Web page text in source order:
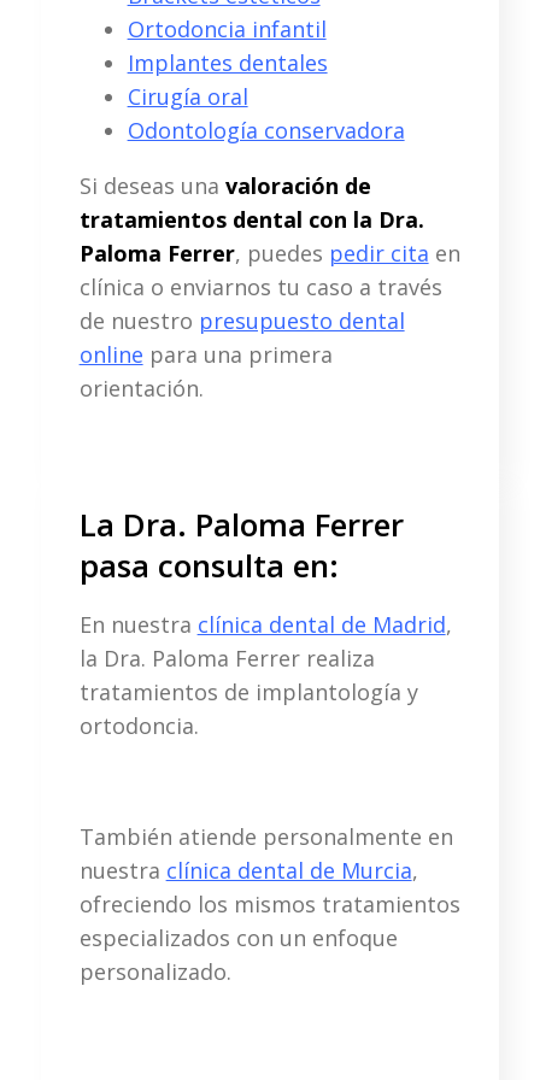
Ortodoncia infantil
Implantes dentales
Cirugía oral
Odontología conservadora
Si deseas una valoración de
tratamientos dental con la Dra.
Paloma Ferrer, puedes pedir cita en
clínica o enviarnos tu caso a través
de nuestro presupuesto dental
online para una primera
orientación.
La Dra. Paloma Ferrer
pasa consulta en:
En nuestra clínica dental de Madrid,
la Dra. Paloma Ferrer realiza
tratamientos de implantología y
ortodoncia.
También atiende personalmente en
nuestra clínica dental de Murcia,
ofreciendo los mismos tratamientos
especializados con un enfoque
personalizado.